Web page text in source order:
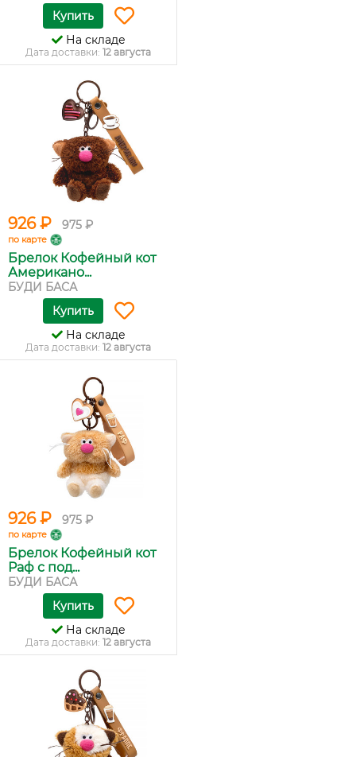
Купить
На складе
Дата доставки: 12 августа
926 ₽ 975 ₽
по карте
Брелок Кофейный кот
Американо...
БУДИ БАСА
Купить
На складе
Дата доставки: 12 августа
926 ₽ 975 ₽
по карте
Брелок Кофейный кот
Раф с под...
БУДИ БАСА
Купить
На складе
Дата доставки: 12 августа